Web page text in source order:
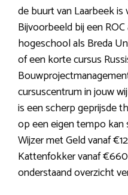
de buurt van Laarbeek
Bijvoorbeeld bij een
hogeschool als Breda
of een korte cursus
cursuscentrum in jouw
is een scherp geprijsde
op een eigen tempo kan
Wijzer met Geld vanaf
Kattenfokker vanaf
onderstaand overzicht